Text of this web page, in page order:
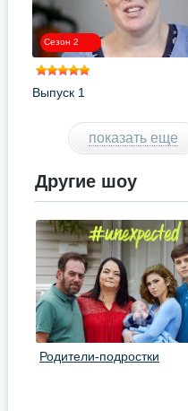
Сезон 2
Выпуск 1
показать еще
Другие шоу
Родители-подростки